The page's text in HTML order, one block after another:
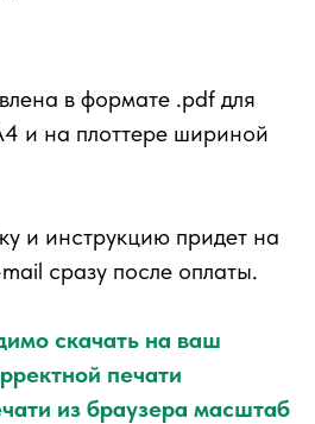
в формате .pdf для
и на плоттере шириной
и инструкцию придет на
сразу после оплаты.
скачать на ваш
печати
из браузера масштаб